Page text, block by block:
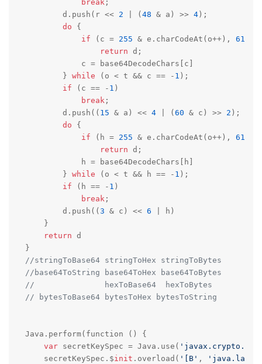
break;
        d.push(r <<
2 | ( 48 & a) >> 4);
do {
if (c = 255 & e.charCodeAt(o++), 61
return d;
            c = base64DecodeChars[c]
        }
while (o < t && c == - 1 );
if (c == - 1 )
break;
        d.push((
15 & a) << 4 | ( 60 & c) >> 2 );
do {
if (h = 255 & e.charCodeAt(o++), 61
return d;
            h = base64DecodeChars[h]
        }
while (o < t && h == - 1 );
if (h == - 1 )
break;
        d.push((
3 & c) << 6 | h)
    }
return d
//stringToBase64 stringToHex stringToBytes
//base64ToString base64ToHex base64ToBytes
//               hexToBase64  hexToBytes
// bytesToBase64 bytesToHex bytesToString
Java.perform(function () {
var secretKeySpec = Java.use(
    secretKeySpec.$
init .overload( '[B' ,